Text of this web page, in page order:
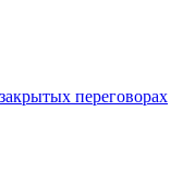
переговорах